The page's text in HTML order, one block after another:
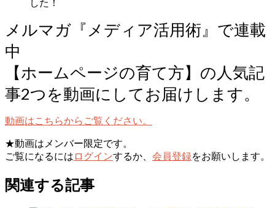
した！
メルマガ『メディア活用術』で連載
中
【ホームページの育て方】の人気記
事2つを動画にしてお届けします。
動画はこちらからご覧ください。
★動画はメンバー限定です。
ご覧になるには ログインするか、 会員登録をお願いします。
関連する記事